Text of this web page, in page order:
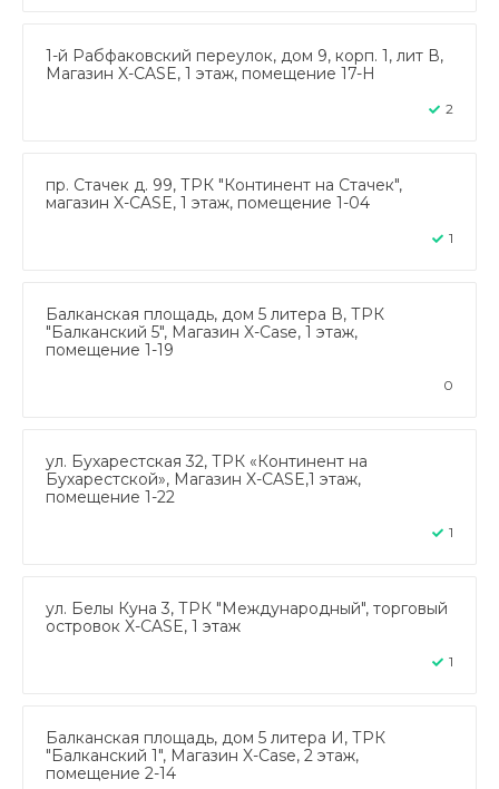
1-й Рабфаковский переулок, дом 9, корп. 1, лит В,
Магазин X-CASE, 1 этаж, помещение 17-Н
2
пр. Стачек д. 99, ТРК "Континент на Стачек",
магазин X-CASE, 1 этаж, помещение 1-04
1
Балканская площадь, дом 5 литера В, ТРК
"Балканский 5", Магазин X-Case, 1 этаж,
помещение 1-19
0
ул. Бухарестская 32, ТРК «Континент на
Бухарестской», Магазин X-CASE,1 этаж,
помещение 1-22
1
ул. Белы Куна 3, ТРК "Международный", торговый
островок X-CASE, 1 этаж
1
Балканская площадь, дом 5 литера И, ТРК
"Балканский 1", Магазин X-Case, 2 этаж,
помещение 2-14